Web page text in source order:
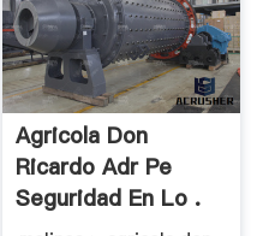
Agricola Don
Ricardo Adr Pe
Seguridad En Lo .